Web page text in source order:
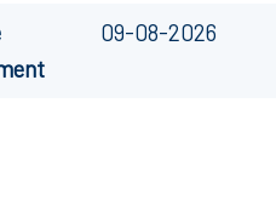
09-08-2026